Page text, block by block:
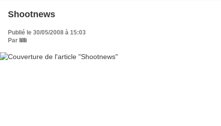
Shootnews
Publié le 30/05/2008 à 15:03
Par lilli